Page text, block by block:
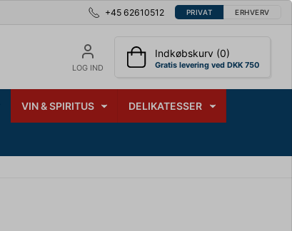
+45 62610512 PRIVAT ERHVERV
LOG IND
Indkøbskurv (0)
Gratis levering ved DKK 750
VIN & SPIRITUS DELIKATESSER